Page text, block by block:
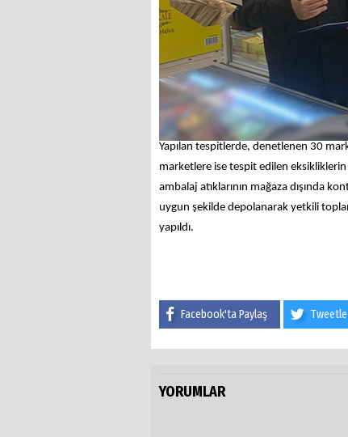
Yapılan tespitlerde, denetlenen 30
marketlere ise tespit edilen
ambalaj atıklarının mağaza dışında
uygun şekilde depolanarak yetkili
yapıldı.
Facebook'ta Paylaş Tweetle
YORUMLAR